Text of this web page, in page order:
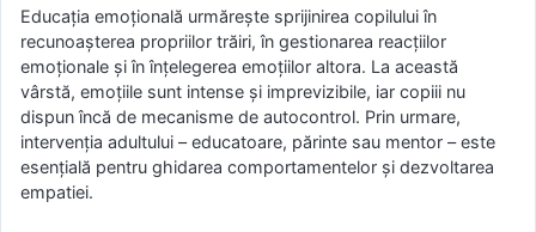
Educația emoțională urmărește sprijinirea copilului în
recunoașterea propriilor trăiri, în gestionarea reacțiilor
emoționale și în înțelegerea emoțiilor altora. La această
vârstă, emoțiile sunt intense și imprevizibile, iar copiii nu
dispun încă de mecanisme de autocontrol. Prin urmare,
intervenția adultului – educatoare, părinte sau mentor – este
esențială pentru ghidarea comportamentelor și dezvoltarea
empatiei.